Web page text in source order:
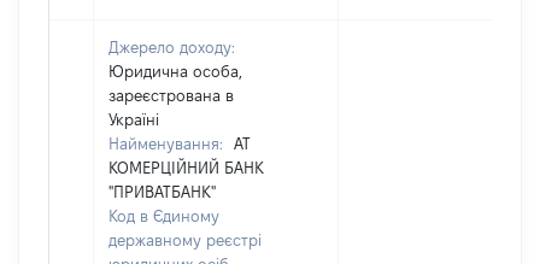
Джерело доходу:
Юридична особа,
зареєстрована в
Україні
Найменування:
АТ
КОМЕРЦІЙНИЙ БАНК
"ПРИВАТБАНК"
Код в Єдиному
державному реєстрі